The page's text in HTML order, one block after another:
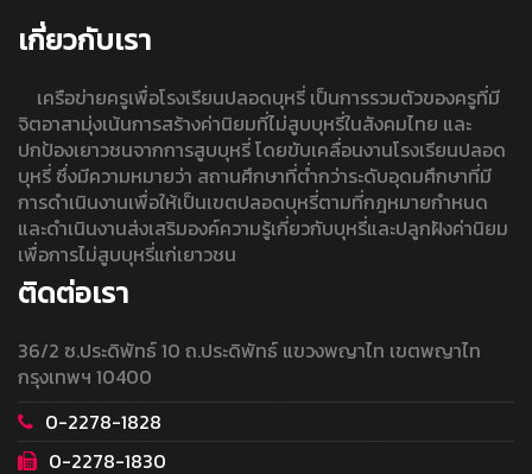
เกี่ยวกับเรา
เครือข่ายครูเพื่อโรงเรียนปลอดบุหรี่ เป็นการรวมตัวของครูที่มี
จิตอาสามุ่งเน้นการสร้างค่านิยมที่ไม่สูบบุหรี่ในสังคมไทย และ
ปกป้องเยาวชนจากการสูบบุหรี่ โดยขับเคลื่อนงานโรงเรียนปลอด
บุหรี่ ซึ่งมีความหมายว่า สถานศึกษาที่ต่ำกว่าระดับอุดมศึกษาที่มี
การดำเนินงานเพื่อให้เป็นเขตปลอดบุหรี่ตามที่กฎหมายกำหนด
และดำเนินงานส่งเสริมองค์ความรู้เกี่ยวกับบุหรี่และปลูกฝังค่านิยม
เพื่อการไม่สูบบุหรี่แก่เยาวชน
ติดต่อเรา
36/2 ซ.ประดิพัทธ์ 10 ถ.ประดิพัทธ์ แขวงพญาไท เขตพญาไท
กรุงเทพฯ 10400
0-2278-1828
0-2278-1830